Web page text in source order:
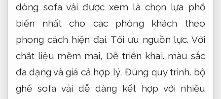
dòng sofa vải được xem là chọn lựa phổ
biến nhất cho các phòng khách theo
phong cách hiện đại. Tối ưu nguồn lực. Với
chất liệu mềm mại, Dễ triển khai. màu sắc
đa dạng và giá cả hợp lý,Đúng quy trình. bộ
ghế sofa vải dễ dàng kết hợp với nhiều